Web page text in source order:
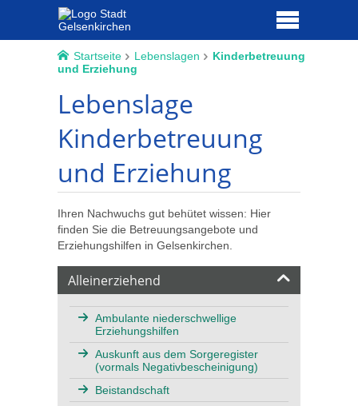
Startseite Lebenslagen
Kinderbetreuung
und Erziehung
Lebenslage
Kinderbetreuung
und Erziehung
Ihren Nachwuchs gut behütet wissen: Hier
finden Sie die Betreuungsangebote und
Erziehungshilfen in Gelsenkirchen.
Alleinerziehend
Ambulante niederschwellige
Erziehungshilfen
Auskunft aus dem Sorgeregister
(vormals Negativbescheinigung)
Beistandschaft